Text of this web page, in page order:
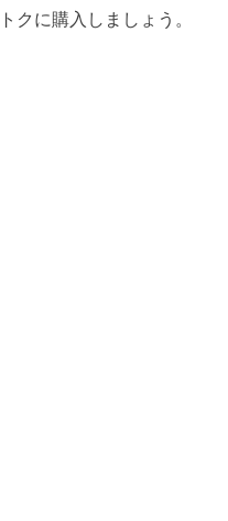
クに購入しましょう。